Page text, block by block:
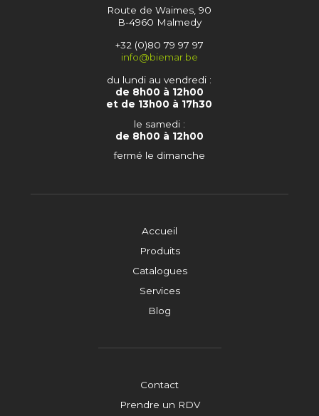
Accueil
Produits
Catalogues
Services
Blog
Contact
Prendre un RDV
Route de Waimes, 90
B-4960 Malmedy
+32 (0)80 79 97 97
info@biemar.be
du lundi au vendredi :
de 8h00 à 12h00
et de 13h00 à 17h30
le samedi :
de 8h00 à 12h00
fermé le dimanche